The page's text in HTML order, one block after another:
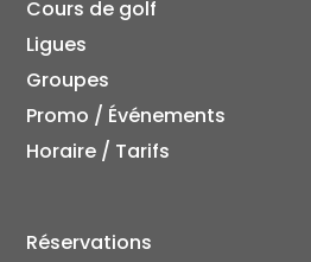
Cours de golf
Ligues
Groupes
Promo / Événements
Horaire / Tarifs
Réservations